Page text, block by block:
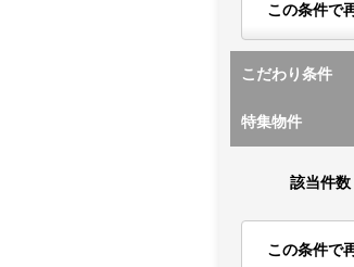
この条件で
こだわり条件
特集物件
該当件数
この条件で